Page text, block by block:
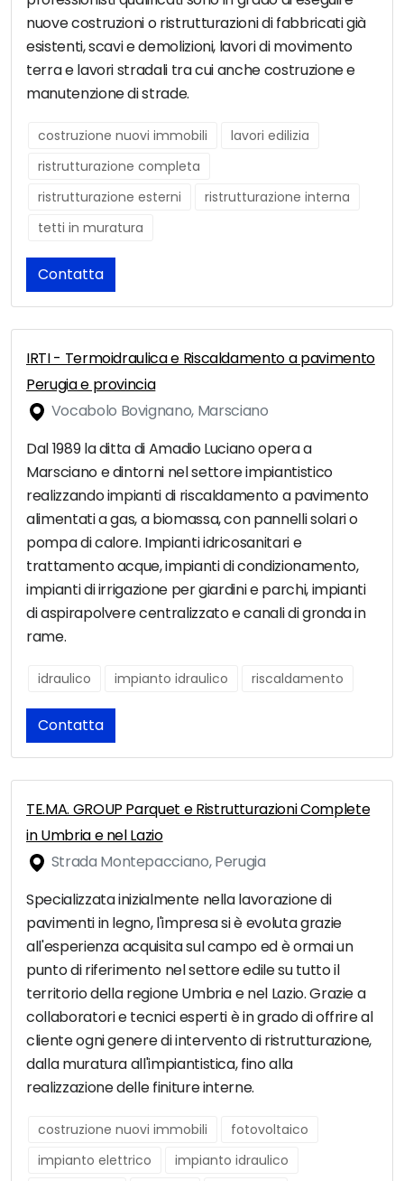
nuove costruzioni o ristrutturazioni di fabbricati già
esistenti, scavi e demolizioni, lavori di movimento
terra e lavori stradali tra cui anche costruzione e
manutenzione di strade.
costruzione nuovi immobili
lavori edilizia
ristrutturazione completa
ristrutturazione esterni
ristrutturazione interna
tetti in muratura
Contatta
IRTI - Termoidraulica e Riscaldamento a pavimento
Perugia e provincia
Vocabolo Bovignano, Marsciano
Dal 1989 la ditta di Amadio Luciano opera a
Marsciano e dintorni nel settore impiantistico
realizzando impianti di riscaldamento a pavimento
alimentati a gas, a biomassa, con pannelli solari o
pompa di calore. Impianti idricosanitari e
trattamento acque, impianti di condizionamento,
impianti di irrigazione per giardini e parchi, impianti
di aspirapolvere centralizzato e canali di gronda in
rame.
idraulico impianto idraulico riscaldamento
Contatta
TE.MA. GROUP Parquet e Ristrutturazioni Complete
in Umbria e nel Lazio
Strada Montepacciano, Perugia
Specializzata inizialmente nella lavorazione di
pavimenti in legno, l'impresa si è evoluta grazie
all'esperienza acquisita sul campo ed è ormai un
punto di riferimento nel settore edile su tutto il
territorio della regione Umbria e nel Lazio. Grazie a
collaboratori e tecnici esperti è in grado di offrire al
cliente ogni genere di intervento di ristrutturazione,
dalla muratura all'impiantistica, fino alla
realizzazione delle finiture interne.
costruzione nuovi immobili
fotovoltaico
impianto elettrico
impianto idraulico